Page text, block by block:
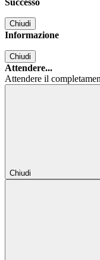
Successo
Chiudi
Informazione
Chiudi
Attendere...
Attendere il
Chiudi